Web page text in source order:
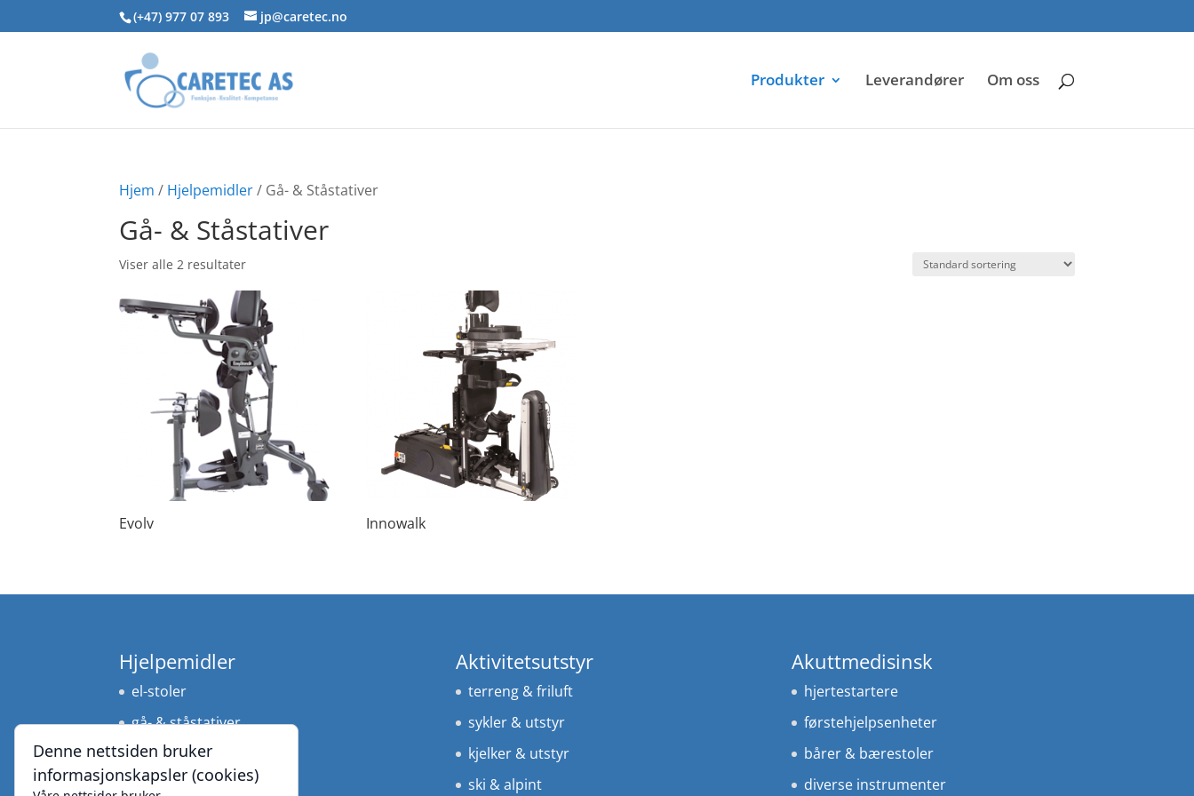
(+47) 977 07 893 jp@caretec.no
Produkter Leverandører Om oss
Hjem / Hjelpemidler/ Gå- & Ståstativer
Gå- & Ståstativer
Viser alle 2 resultater
Evolv Innowalk
Hjelpemidler
el-stoler
gå- & ståstativer
praktisk utstyr
puter & rygger
Aktivitetsutstyr
terreng & friluft
sykler & utstyr
kjelker & utstyr
ski & alpint
Akuttmedisinsk
hjertestartere
førstehjelpsenheter
bårer & bærestoler
diverse instrumenter
Denne nettsiden bruker
informasjonskapsler (cookies)